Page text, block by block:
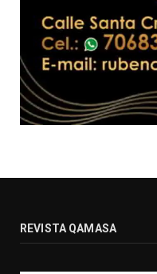
REVISTA QAMASA